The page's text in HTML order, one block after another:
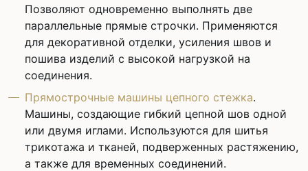
Позволяют одновременно выполнять две
параллельные прямые строчки. Применяются
для декоративной отделки, усиления швов и
пошива изделий с высокой нагрузкой на
соединения.
Прямострочные машины цепного стежка.
Машины, создающие гибкий цепной шов одной
или двумя иглами. Используются для шитья
трикотажа и тканей, подверженных растяжению,
а также для временных соединений.